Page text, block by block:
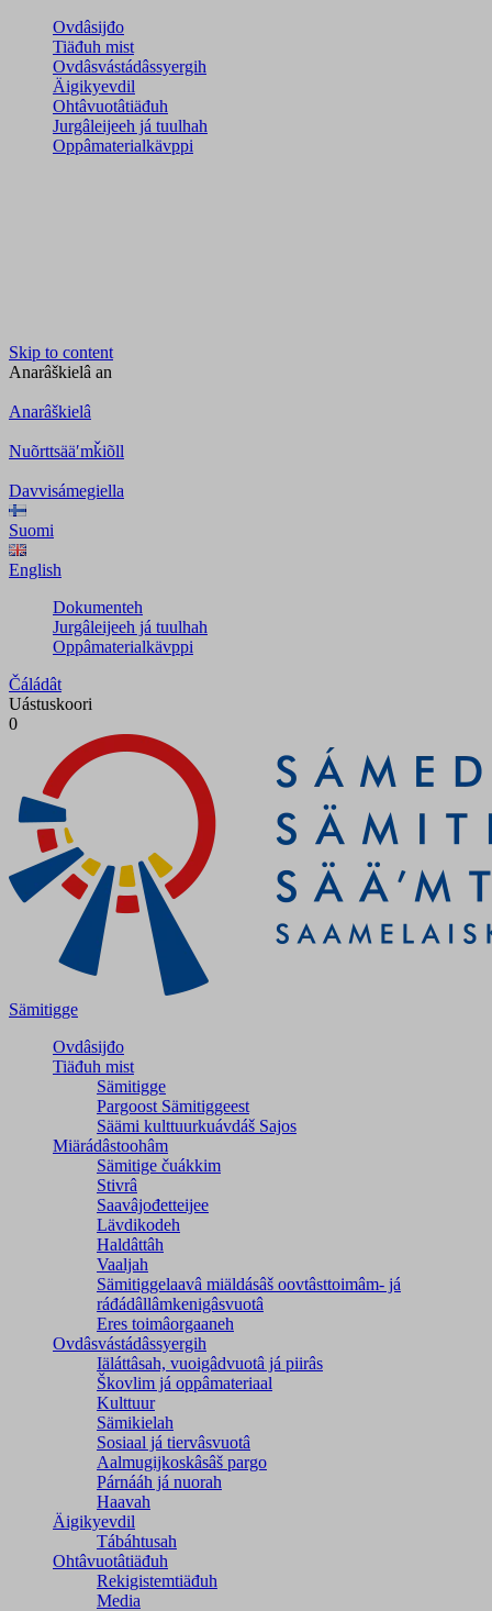
Ovdâsijđo
Tiäđuh mist
Ovdâsvástádâssyergih
Äigikyevdil
Ohtâvuotâtiäđuh
Jurgâleijeeh já tuulhah
Oppâmaterialkävppi
Skip to content
Anarâškielâ an
Anarâškielâ
Nuõrttsääʹmǩiõll
Davvisámegiella
Suomi
English
Dokumenteh
Jurgâleijeeh já tuulhah
Oppâmaterialkävppi
Čáládât
Uástuskoori
0
Sämitigge
Ovdâsijđo
Tiäđuh mist
Sämitigge
Pargoost Sämitiggeest
Säämi kulttuurkuávdáš Sajos
Miärádâstoohâm
Sämitige čuákkim
Stivrâ
Saavâjođetteijee
Lävdikodeh
Haldâttâh
Vaaljah
Sämitiggelaavâ miäldásâš oovtâsttoimâm- já
ráđádâllâmkenigâsvuotâ
Eres toimâorgaaneh
Ovdâsvástádâssyergih
Iäláttâsah, vuoigâdvuotâ já piirâs
Škovlim já oppâmateriaal
Kulttuur
Sämikielah
Sosiaal já tiervâsvuotâ
Aalmugijkoskâsâš pargo
Párnááh já nuorah
Haavah
Äigikyevdil
Tábáhtusah
Ohtâvuotâtiäđuh
Rekigistemtiäđuh
Media